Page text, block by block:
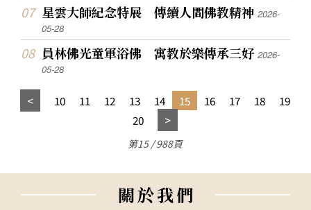
星雲大師紀念特展 傳續人間佛教精神2026-
05-28
員林佛光童軍浴佛 寓教於樂傳承三好2026-
05-28
10 11 12 13 14 15 16 17 18
19
20
第15 / 988頁
關於我們